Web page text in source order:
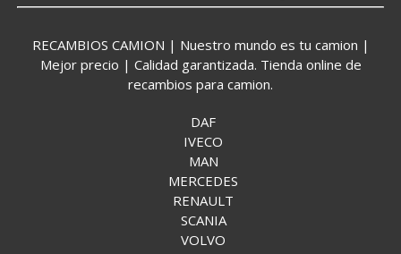
RECAMBIOS CAMION | Nuestro mundo es tu camion |
Mejor precio | Calidad garantizada. Tienda online de
recambios para camion.
DAF
IVECO
MAN
MERCEDES
RENAULT
SCANIA
VOLVO